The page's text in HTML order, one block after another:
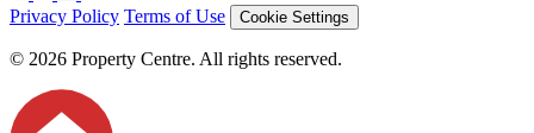
Privacy Policy Terms of Use Cookie Settings
© 2026 Property Centre. All rights reserved.